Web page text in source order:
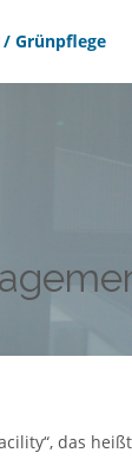
Grünpflege
das